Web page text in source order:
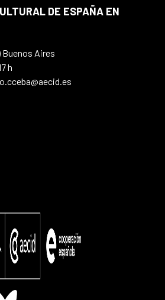
DE ESPAÑA EN
Buenos Aires
h